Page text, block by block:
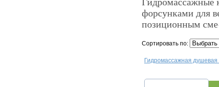
Гидромассажные
форсунками для
позиционным
Сортировать по:
Гидромассажная душевая